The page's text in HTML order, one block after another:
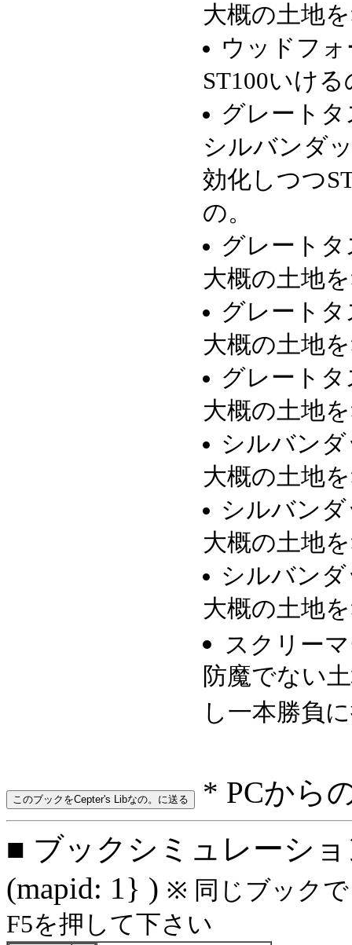
大概の土地
ウッドフ
ST100いける
グレート
シルバンダ
効化しつつ
の。
グレート
大概の土地
グレート
大概の土地
グレート
大概の土地
シルバン
大概の土地
シルバン
大概の土地
シルバン
大概の土地
スクリー
防魔でない
し一本勝負
* PCから
■ ブックシミュレーシ
(mapid: 1} ) ※ 同じブック
F5を押して下さい